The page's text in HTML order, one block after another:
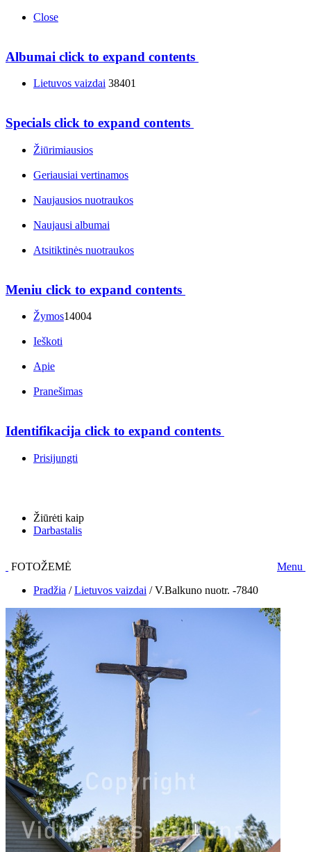
Close
Albumai click to expand contents
Lietuvos vaizdai 38401
Specials click to expand contents
Žiūrimiausios
Geriausiai vertinamos
Naujausios nuotraukos
Naujausi albumai
Atsitiktinės nuotraukos
Meniu click to expand contents
Žymos14004
Ieškoti
Apie
Pranešimas
Identifikacija click to expand contents
Prisijungti
Žiūrėti kaip
Darbastalis
FOTOŽEMĖ
Menu
Pradžia /Lietuvos vaizdai /V.Balkuno nuotr. -7840